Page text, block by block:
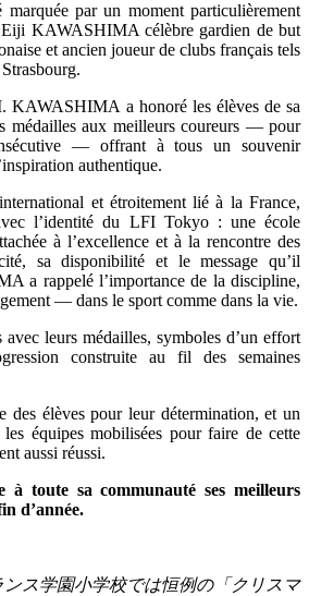
par un moment particulièrement
KAWASHIMA célèbre gardien de but
et ancien joueur de clubs français tels
KAWASHIMA a honoré les élèves de sa
médailles aux meilleurs coureurs — pour
— offrant à tous un souvenir
authentique.
et étroitement lié à la France,
l’identité du LFI Tokyo : une école
à l’excellence et à la rencontre des
sa disponibilité et le message qu’il
a rappelé l’importance de la discipline,
— dans le sport comme dans la vie.
avec leurs médailles, symboles d’un effort
construite au fil des semaines
des élèves pour leur détermination, et un
équipes mobilisées pour faire de cette
aussi réussi.
toute sa communauté ses meilleurs
d’année.
ス学園小学校では恒例の「クリスマ